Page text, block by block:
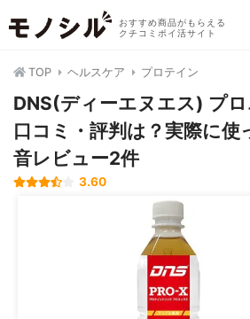
おすすめ商品がもらえる
クチコミポイ活サイト
TOP ヘルスケア プロテイン
DNS(ディーエヌエス) プ
口コミ・評判は？実際に使
音レビュー2件
3.60